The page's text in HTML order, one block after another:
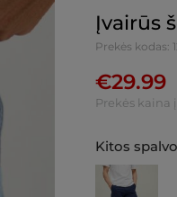
Įvairūs
Prekės kodas:
€29.99
Prekės kaina
Kitos